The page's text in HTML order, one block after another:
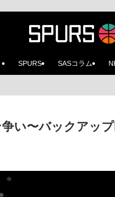
SPURS SASコラム
い〜バックアッ